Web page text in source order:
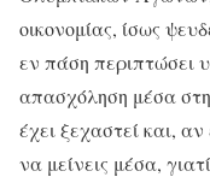
οικονομίας, ίσως
εν πάση περιπτώσει
απασχόληση μέσα
έχει ξεχαστεί και,
να μείνεις μέσα,